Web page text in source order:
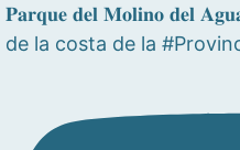
𝐏𝐚𝐫𝐪𝐮𝐞 𝐝𝐞𝐥 𝐌𝐨𝐥𝐢𝐧𝐨 𝐝𝐞𝐥
de la costa de la